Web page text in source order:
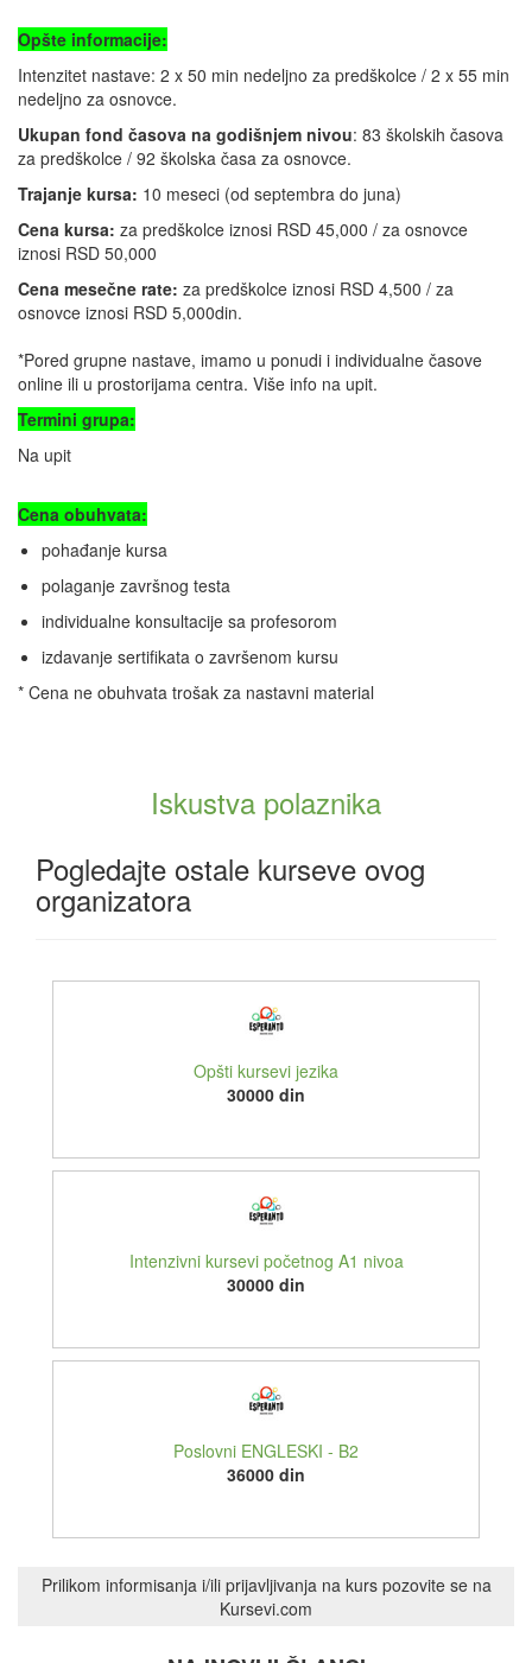
Opšte informacije:
Intenzitet nastave: 2 x 50 min nedeljno za predškolce / 2 x 55 min
nedeljno za osnovce.
Ukupan fond časova na godišnjem nivou: 83 školskih časova
za predškolce / 92 školska časa za osnovce.
Trajanje kursa: 10 meseci (od septembra do juna)
Cena kursa: za predškolce iznosi RSD 45,000 / za osnovce
iznosi RSD 50,000
Cena mesečne rate: za predškolce iznosi RSD 4,500 / za
osnovce iznosi RSD 5,000din.
*Pored grupne nastave, imamo u ponudi i individualne časove
online ili u prostorijama centra. Više info na upit.
Termini grupa:
Na upit
Cena obuhvata:
pohađanje kursa
polaganje završnog testa
individualne konsultacije sa profesorom
izdavanje sertifikata o završenom kursu
* Cena ne obuhvata trošak za nastavni material
Iskustva polaznika
Pogledajte ostale kurseve ovog
organizatora
Opšti kursevi jezika
30000 din
Intenzivni kursevi početnog A1 nivoa
30000 din
Poslovni ENGLESKI - B2
36000 din
Prilikom informisanja i/ili prijavljivanja na kurs pozovite se na
Kursevi.com